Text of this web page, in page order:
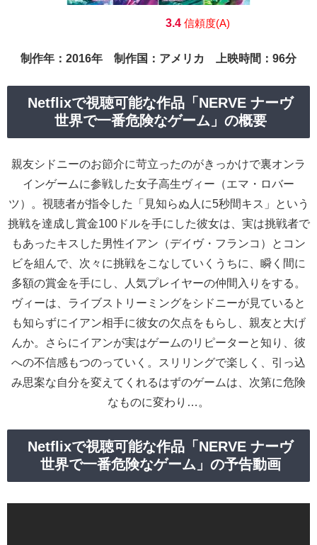
3.4信頼度(A)
制作年：2016年 制作国：アメリカ 上映時間：96分
Netflixで視聴可能な作品「NERVE ナーヴ
世界で一番危険なゲーム」の概要
親友シドニーのお節介に苛立ったのがきっかけで裏オンラ
インゲームに参戦した女子高生ヴィー（エマ・ロバー
ツ）。視聴者が指令した「見知らぬ人に5秒間キス」という
挑戦を達成し賞金100ドルを手にした彼女は、実は挑戦者で
もあったキスした男性イアン（デイヴ・フランコ）とコン
ビを組んで、次々に挑戦をこなしていくうちに、瞬く間に
多額の賞金を手にし、人気プレイヤーの仲間入りをする。
ヴィーは、ライブストリーミングをシドニーが見ていると
も知らずにイアン相手に彼女の欠点をもらし、親友と大げ
んか。さらにイアンが実はゲームのリピーターと知り、彼
への不信感もつのっていく。スリリングで楽しく、引っ込
み思案な自分を変えてくれるはずのゲームは、次第に危険
なものに変わり…。
Netflixで視聴可能な作品「NERVE ナーヴ
世界で一番危険なゲーム」の予告動画